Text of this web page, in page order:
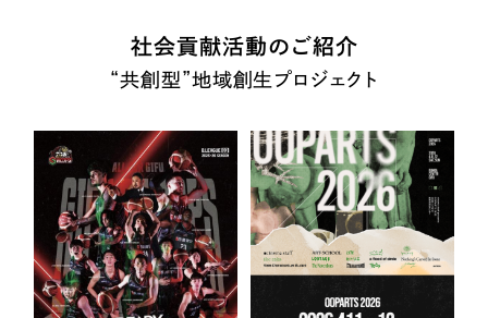
社会貢献活動のご紹介
“共創型”地域創生プロジェクト